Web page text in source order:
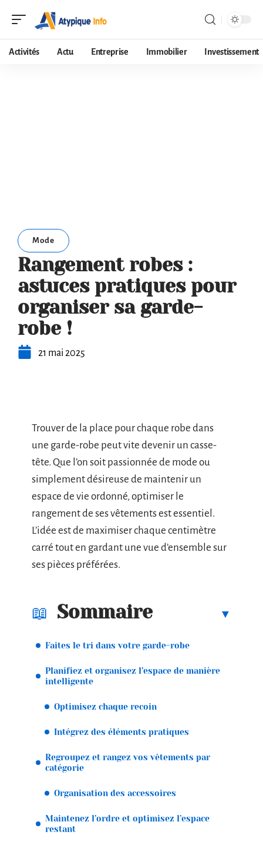
Activités Actu Entreprise Immobilier Investissement
Mode
Rangement robes :
astuces pratiques pour
organiser sa garde-
robe !
21 mai 2025
Trouver de la place pour chaque robe dans
une garde-robe peut vite devenir un casse-
tête. Que l’on soit passionnée de mode ou
simplement désireuse de maintenir un
espace de vie ordonné, optimiser le
rangement de ses vêtements est essentiel.
L’idée est de maximiser chaque centimètre
carré tout en gardant une vue d’ensemble sur
ses pièces préférées.
Sommaire
Faites le tri dans votre garde-robe
Planifiez et organisez l’espace de manière
intelligente
Optimisez chaque recoin
Intégrez des éléments pratiques
Regroupez et rangez vos vêtements par
catégorie
Organisation des accessoires
Maintenez l’ordre et optimisez l’espace
restant